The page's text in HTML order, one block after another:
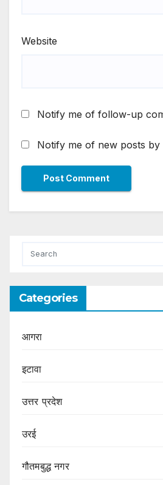
Website
Notify me of follow-up
Notify me of new posts by
Categories
आगरा
इटावा
उत्तर प्रदेश
उरई
गौतमबुद्ध नगर